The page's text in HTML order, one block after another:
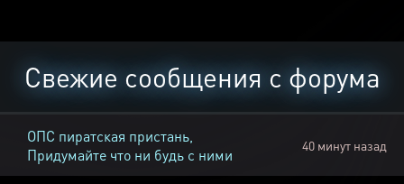
Свежие сообщения с форума
ОПС пиратская пристань,
Придумайте что ни будь с ними
40 минут назад